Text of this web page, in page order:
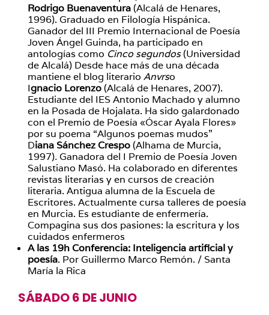
Rodrigo Buenaventura(Alcalá de Henares,
1996). Graduado en Filología Hispánica.
Ganador del III Premio Internacional de Poesía
Joven Ángel Guinda, ha participado en
antologías como Cinco segundos(Universidad
de Alcalá) Desde hace más de una década
mantiene el blog literario Anvrso
Ignacio Lorenzo(Alcalá de Henares, 2007).
Estudiante del IES Antonio Machado y alumno
en la Posada de Hojalata. Ha sido galardonado
con el Premio de Poesía «Óscar Ayala Flores»
por su poema “Algunos poemas mudos”
Diana Sánchez Crespo(Alhama de Murcia,
1997).Ganadora del I Premio de Poesía Joven
Salustiano Masó. Ha colaborado en diferentes
revistas literarias y en cursos de creación
literaria. Antigua alumna de la Escuela de
Escritores. Actualmente cursa talleres de poesía
en Murcia. Es estudiante de enfermería.
Compagina sus dos pasiones: la escritura y los
cuidados enfermeros
A las 19h Conferencia: Inteligencia artificial y
poesía. Por Guillermo Marco Remón. / Santa
María la Rica
SÁBADO 6 DE JUNIO